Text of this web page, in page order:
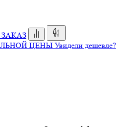
ЦЕНЫ Увидели дешевле?